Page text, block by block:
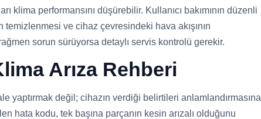
klima performansını düşürebilir. Kullanıcı bakımının düzenli
temizlenmesi ve cihaz çevresindeki hava akışının
sorun sürüyorsa detaylı servis kontrolü gerekir.
Arıza Rehberi
yaptırmak değil; cihazın verdiği belirtileri anlamlandırmasına
hata kodu, tek başına parçanın kesin arızalı olduğunu